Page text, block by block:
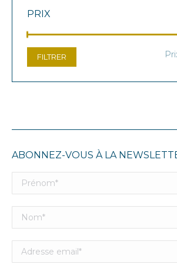
PRIX
FILTRER
ABONNEZ-VOUS À LA